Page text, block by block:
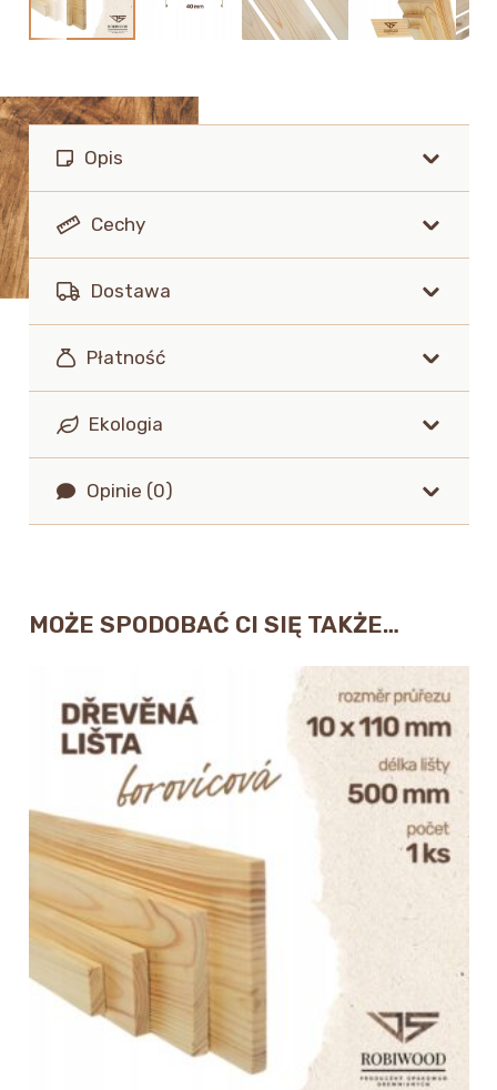
Opis
Cechy
Dostawa
Płatność
Ekologia
Opinie (0)
MOŻE SPODOBAĆ CI SIĘ TAKŻE…